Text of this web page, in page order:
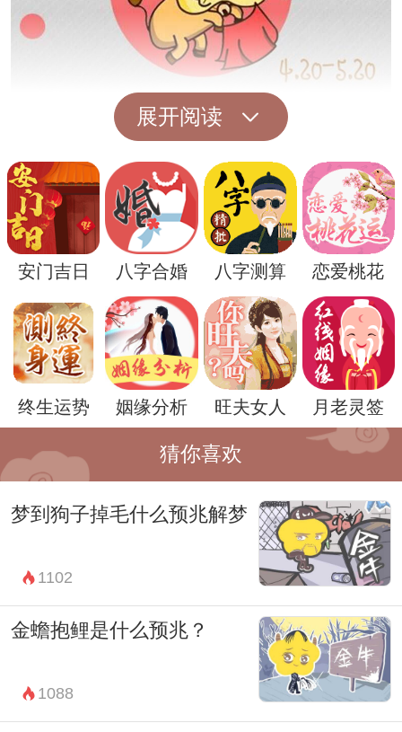
其次，梦境中的象征性象征常常与潜意识中
的情感体验有关。大象的出现可能暗示着梦
者目前面临的挑战或者情绪上的压力。开车
则可能代表着对生活方向或者目标的探索和
前行。将这两者结合起来，开车梦到大象可
能是一种潜意识下的自我安抚和力量表达，
提示梦者需要在现实生活中找到一种平衡和
稳定。
进一步分析，大象在文化和象征学中也具有
多重的含义。在东方文化中，大象象征长
寿、智慧和稳固。在西方文化中，大象则常
被视为记忆力和忠诚的象征。因此，开车梦
到大象可能还与梦者的文化背景和个人经历
有着密切的联系，反映出他们对生活和自我
的独特理解。
除了象征意义，梦境中的情境和细节也不容
忽视。例如，开车的过程中大象的表现形
式、梦境中的周围环境等，都可能对梦境的
展开阅读
安门吉日 八字合婚 八字测算 恋爱桃花
终生运势 姻缘分析 旺夫女人 月老灵签
猜你喜欢
梦到狗子掉毛什么预兆解梦
1102
金蟾抱鲤是什么预兆？
1088